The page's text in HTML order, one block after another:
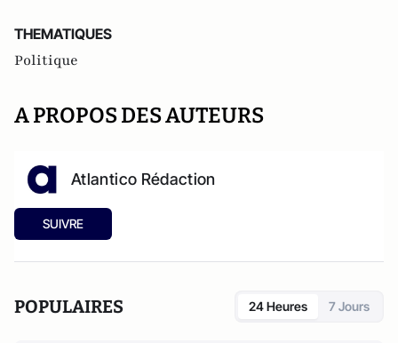
THEMATIQUES
Politique
A PROPOS DES AUTEURS
Atlantico Rédaction
SUIVRE
POPULAIRES 24 Heures 7 Jours